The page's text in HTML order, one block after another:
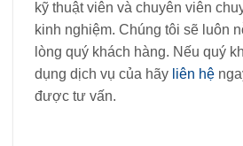
kỹ thuật viên và chuyên viên
kinh nghiệm. Chúng tôi sẽ luôn
lòng quý khách hàng. Nếu quý
dụng dịch vụ của hãy liên hệ
được tư vấn.